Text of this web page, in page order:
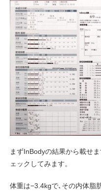
まずInBodyの結果から載せ
ェックしてみます。
体重は−3.4kgで､その内体脂